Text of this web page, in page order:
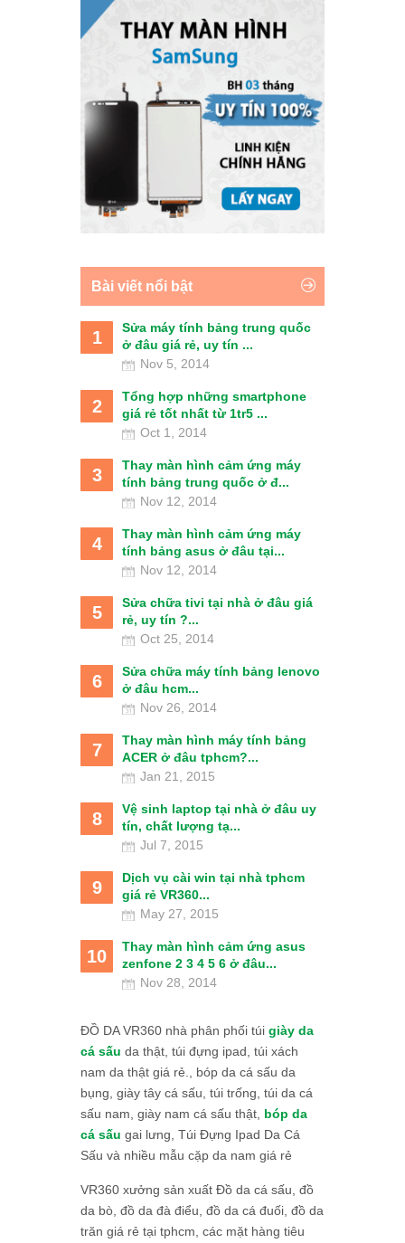
Bài viết nổi bật
1
Sửa máy tính bảng trung quốc
ở đâu giá rẻ, uy tín ...
Nov 5, 2014
2
Tổng hợp những smartphone
giá rẻ tốt nhất từ 1tr5 ...
Oct 1, 2014
3
Thay màn hình cảm ứng máy
tính bảng trung quốc ở đ...
Nov 12, 2014
4
Thay màn hình cảm ứng máy
tính bảng asus ở đâu tại...
Nov 12, 2014
5
Sửa chữa tivi tại nhà ở đâu giá
rẻ, uy tín ?...
Oct 25, 2014
6
Sửa chữa máy tính bảng lenovo
ở đâu hcm...
Nov 26, 2014
7
Thay màn hình máy tính bảng
ACER ở đâu tphcm?...
Jan 21, 2015
8
Vệ sinh laptop tại nhà ở đâu uy
tín, chất lượng tạ...
Jul 7, 2015
9
Dịch vụ cài win tại nhà tphcm
giá rẻ VR360...
May 27, 2015
10
Thay màn hình cảm ứng asus
zenfone 2 3 4 5 6 ở đâu...
Nov 28, 2014
ĐỒ DA VR360 nhà phân phối túi giày da
cá sấu da thật, túi đựng ipad, túi xách
nam da thật giá rẻ., bóp da cá sấu da
bụng, giày tây cá sấu, túi trống, túi da cá
sấu nam, giày nam cá sấu thật, bóp da
cá sấu gai lưng, Túi Đựng Ipad Da Cá
Sấu và nhiều mẫu cặp da nam giá rẻ
VR360 xưởng sản xuất Đồ da cá sấu, đồ
da bò, đồ da đà điểu, đồ da cá đuối, đồ da
trăn giá rẻ tại tphcm, các mặt hàng tiêu